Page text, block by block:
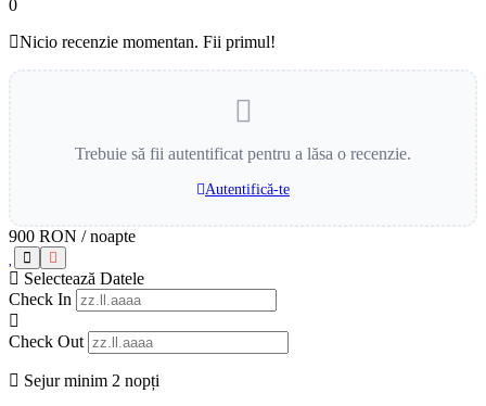
0
Nicio recenzie momentan. Fii primul!
Trebuie să fii autentificat pentru a lăsa o recenzie.
Autentifică-te
900 RON / noapte
Selectează Datele
Check In
Check Out
Sejur minim 2 nopți